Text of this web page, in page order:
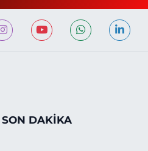
SON DAKİKA